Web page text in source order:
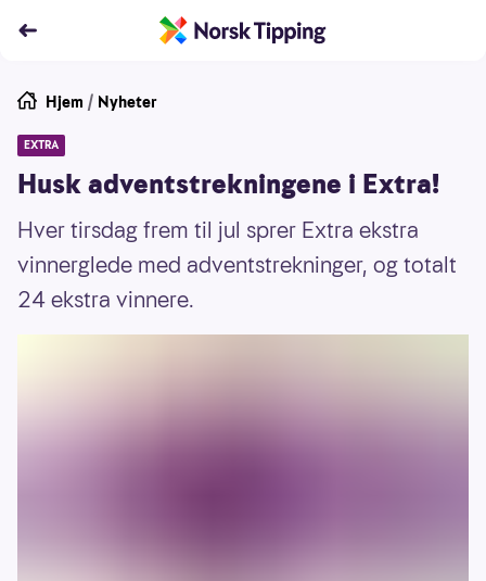
Hjem / Nyheter
EXTRA
Husk adventstrekningene i Extra!
Hver tirsdag frem til jul sprer Extra ekstra
vinnerglede med adventstrekninger, og totalt
24 ekstra vinnere.